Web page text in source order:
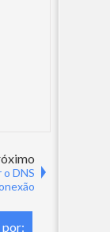
DNS
por: